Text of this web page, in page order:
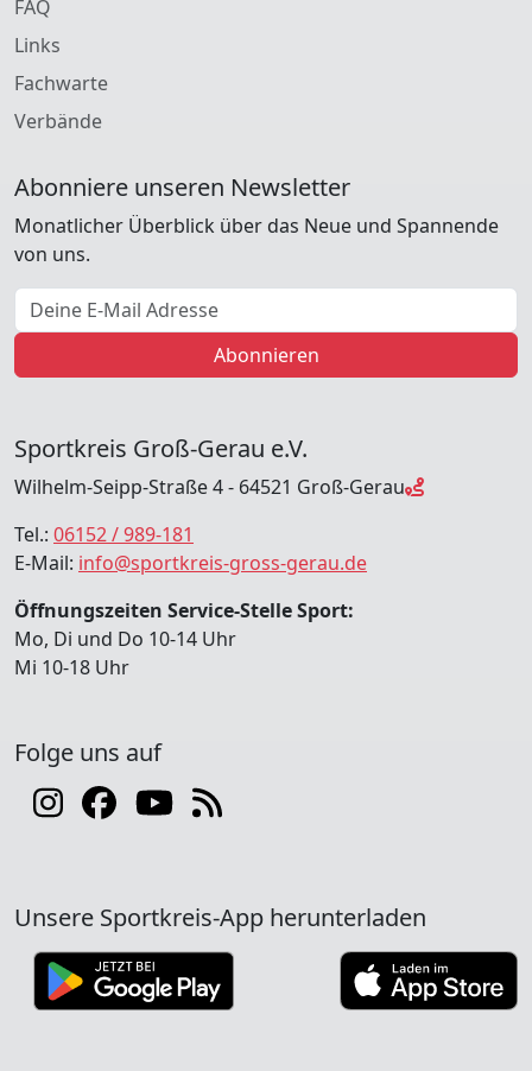
FAQ
Links
Fachwarte
Verbände
Abonniere unseren Newsletter
Monatlicher Überblick über das Neue und Spannende
von uns.
E-Mail Adresse
Abonnieren
Sportkreis Groß-Gerau e.V.
Wilhelm-Seipp-Straße 4 - 64521 Groß-Gerau
Tel.: 06152 / 989-181
E-Mail: info@sportkreis-gross-gerau.de
Öffnungszeiten Service-Stelle Sport:
Mo, Di und Do 10-14 Uhr
Mi 10-18 Uhr
Folge uns auf
Unsere Sportkreis-App herunterladen